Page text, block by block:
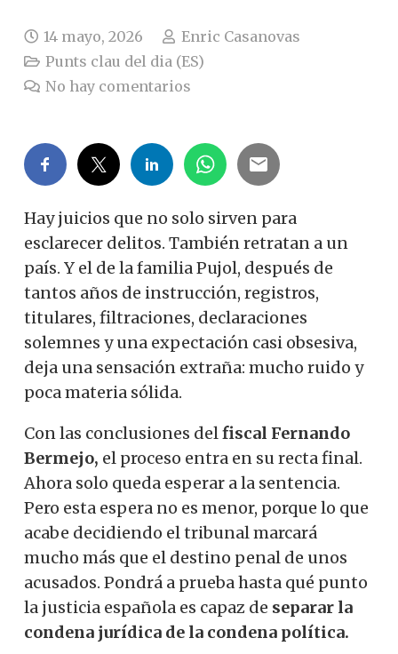
14 mayo, 2026
Enric Casanovas
Punts clau del dia (ES)
No hay comentarios
Hay juicios que no solo sirven para
esclarecer delitos. También retratan a un
país. Y el de la familia Pujol, después de
tantos años de instrucción, registros,
titulares, filtraciones, declaraciones
solemnes y una expectación casi obsesiva,
deja una sensación extraña: mucho ruido y
poca materia sólida.
Con las conclusiones delfiscal Fernando
Bermejo, el proceso entra en su recta final.
Ahora solo queda esperar a la sentencia.
Pero esta espera no es menor, porque lo que
acabe decidiendo el tribunal marcará
mucho más que el destino penal de unos
acusados. Pondrá a prueba hasta qué punto
la justicia española es capaz de separar la
condena jurídica de la condena política.